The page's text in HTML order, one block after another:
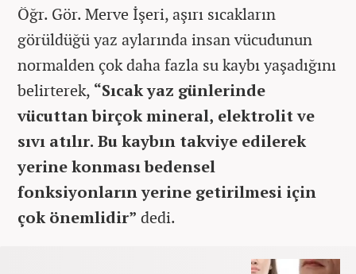
Öğr. Gör. Merve İşeri, aşırı sıcakların
görüldüğü yaz aylarında insan vücudunun
normalden çok daha fazla su kaybı yaşadığını
belirterek, “Sıcak yaz günlerinde
vücuttan birçok mineral, elektrolit ve
sıvı atılır. Bu kaybın takviye edilerek
yerine konması bedensel
fonksiyonların yerine getirilmesi için
çok önemlidir” dedi.